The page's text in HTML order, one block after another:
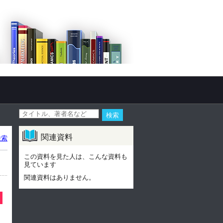
関連資料
この資料を見た人は、こんな資料も
見ています
関連資料はありません。